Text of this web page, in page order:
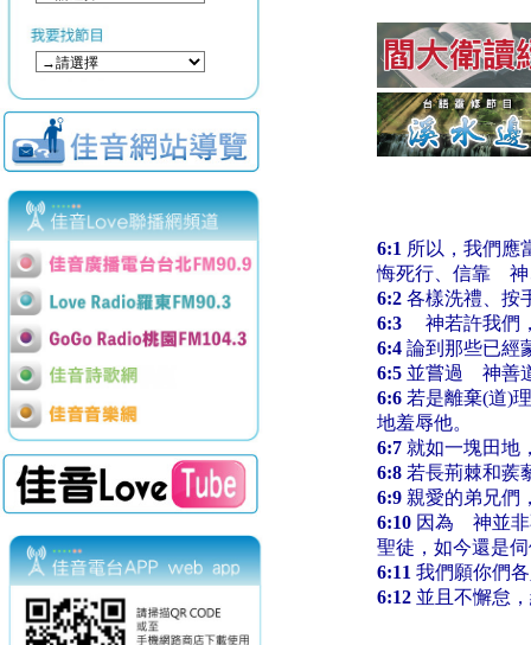
6:1 所以，我們應
悔死行、信靠 神
6:2 各樣洗禮、按
6:3
神若許我們
6:4 論到那些已經
6:5 並嘗過 神善
6:6 若是離棄(道)
地羞辱他。
6:7 就如一塊田地
6:8 若長荊棘和蒺
6:9 親愛的弟兄們
6:10 因為 神並非
聖徒，如今還是
6:11 我們願你們
6:12 並且不懈怠